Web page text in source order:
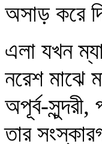
অসাড় করে
এলা যখন
নরেশ মাঝে
অপূর্ব-
তার